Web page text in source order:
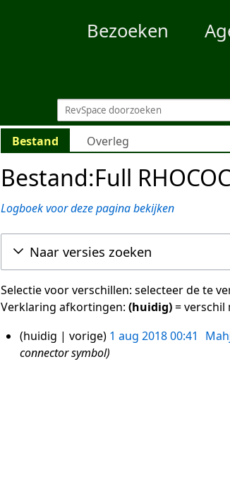
Bezoeken
Bestand Overleg
Bestand:Full
Logboek voor deze pagina bekijken
Naar versies zoeken
Selectie voor verschillen: selecteer de te
Verklaring afkortingen: (huidig)= verschil
1
aug
huidig vorige 1 aug 2018 00:41
connector symbol